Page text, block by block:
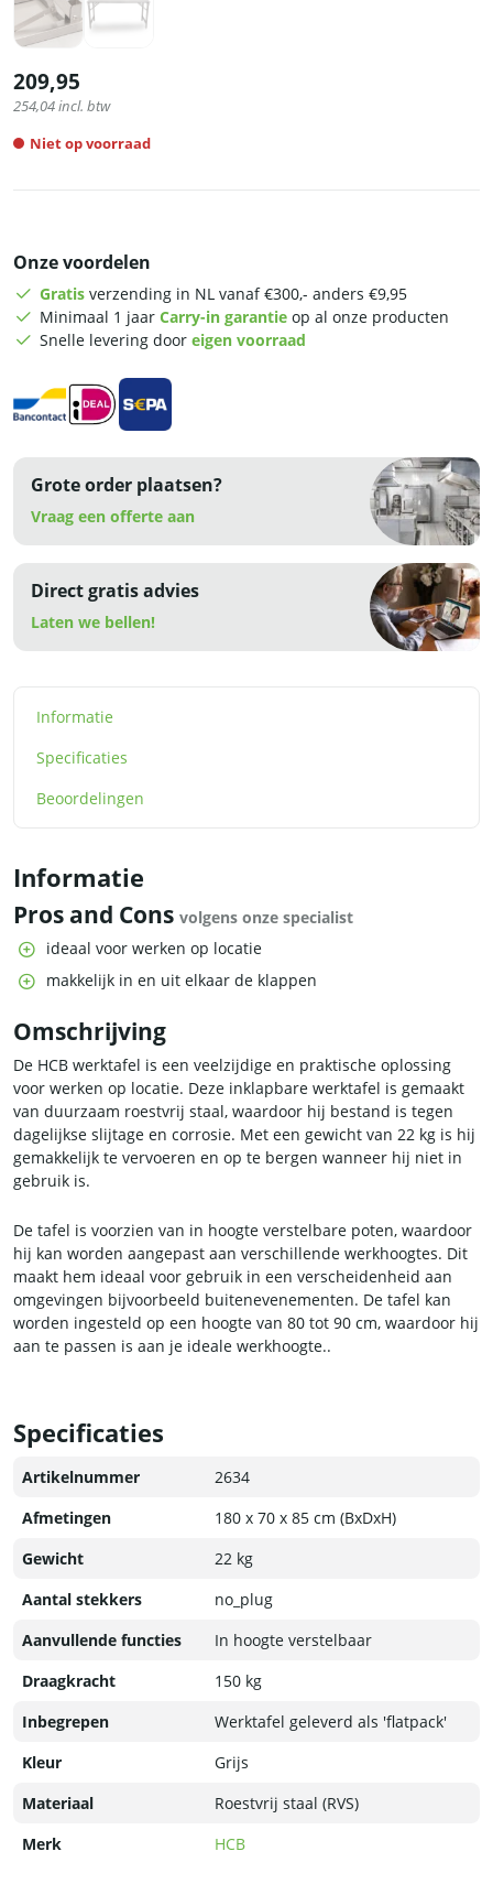
209,95
254,04incl. btw
Niet op voorraad
Onze voordelen
Gratis verzending in NL vanaf €300,- anders €9,95
Minimaal 1 jaar Carry-in garantie op al onze producten
Snelle levering door eigen voorraad
Grote order plaatsen?
Vraag een offerte aan
Direct gratis advies
Laten we bellen!
Informatie
Specificaties
Beoordelingen
Informatie
Pros and Cons volgens onze specialist
ideaal voor werken op locatie
makkelijk in en uit elkaar de klappen
Omschrijving
De HCB werktafel is een veelzijdige en praktische oplossing
voor werken op locatie. Deze inklapbare werktafel is gemaakt
van duurzaam roestvrij staal, waardoor hij bestand is tegen
dagelijkse slijtage en corrosie. Met een gewicht van 22 kg is hij
gemakkelijk te vervoeren en op te bergen wanneer hij niet in
gebruik is.
De tafel is voorzien van in hoogte verstelbare poten, waardoor
hij kan worden aangepast aan verschillende werkhoogtes. Dit
maakt hem ideaal voor gebruik in een verscheidenheid aan
omgevingen bijvoorbeeld buitenevenementen. De tafel kan
worden ingesteld op een hoogte van 80 tot 90 cm, waardoor hij
aan te passen is aan je ideale werkhoogte..
Specificaties
Artikelnummer
2634
Afmetingen
180 x 70 x 85 cm (BxDxH)
Gewicht
22 kg
Aantal stekkers
no_plug
Aanvullende functies
In hoogte verstelbaar
Draagkracht
150 kg
Inbegrepen
Werktafel geleverd als 'flatpack'
Kleur
Grijs
Materiaal
Roestvrij staal (RVS)
Merk
HCB